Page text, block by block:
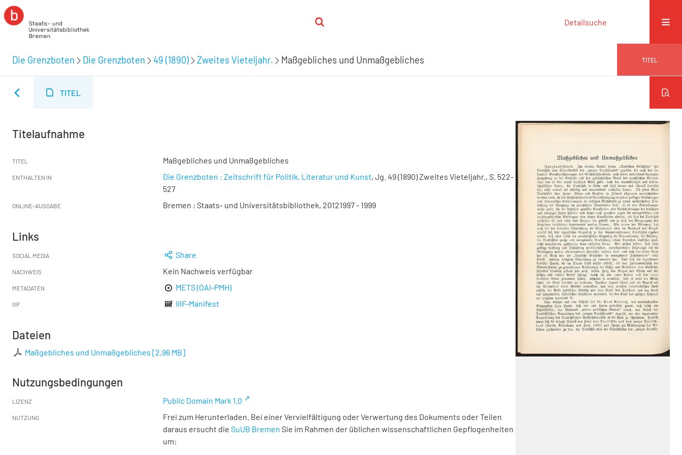
Detailsuche
Die Grenzboten Die Grenzboten 49 (1890) Zweites Vieteljahr. Maßgebliches und Unmaßgebliches TITEL
TITEL
Titelaufnahme
TITEL Maßgebliches und Unmaßgebliches
ENTHALTEN IN Die Grenzboten : Zeitschrift für Politik, Literatur und Kunst, Jg. 49 (1890) Zweites Vieteljahr., S. 522-
527
ONLINE-AUSGABE Bremen : Staats- und Universitätsbibliothek, 20121997 - 1999
Links
SOCIAL MEDIA Share
NACHWEIS Kein Nachweis verfügbar
METADATEN METS (OAI-PMH)
IIIF IIIF-Manifest
Dateien
Maßgebliches und Unmaßgebliches [2,96 MB]
Nutzungsbedingungen
LIZENZ Public Domain Mark 1.0
NUTZUNG
Frei zum Herunterladen. Bei einer Vervielfältigung oder Verwertung des Dokuments oder Teilen
daraus ersucht die SuUB Bremen Sie im Rahmen der üblichen wissenschaftlichen Gepflogenheiten
um: